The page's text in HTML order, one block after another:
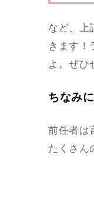
など、上
きます！
よ。ぜひ
ちなみ
前任者は
たくさん